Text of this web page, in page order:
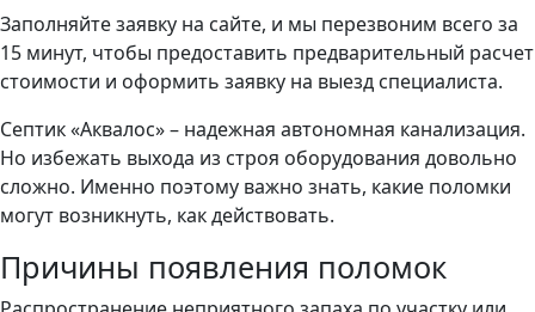
Заполняйте заявку на сайте, и мы перезвоним всего за
15 минут, чтобы предоставить предварительный расчет
стоимости и оформить заявку на выезд специалиста.
Септик «Аквалос» – надежная автономная канализация.
Но избежать выхода из строя оборудования довольно
сложно. Именно поэтому важно знать, какие поломки
могут возникнуть, как действовать.
Причины появления поломок